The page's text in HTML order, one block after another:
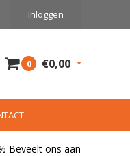
Inloggen
0 €0,00
Beveelt ons aan